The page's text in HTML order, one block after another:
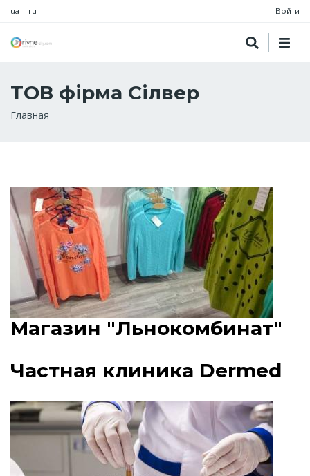
ua | ru Войти
ТОВ фірма Сілвер
Строка
Главная
Магазин "Льнокомбинат"
Частная клиника Dermed